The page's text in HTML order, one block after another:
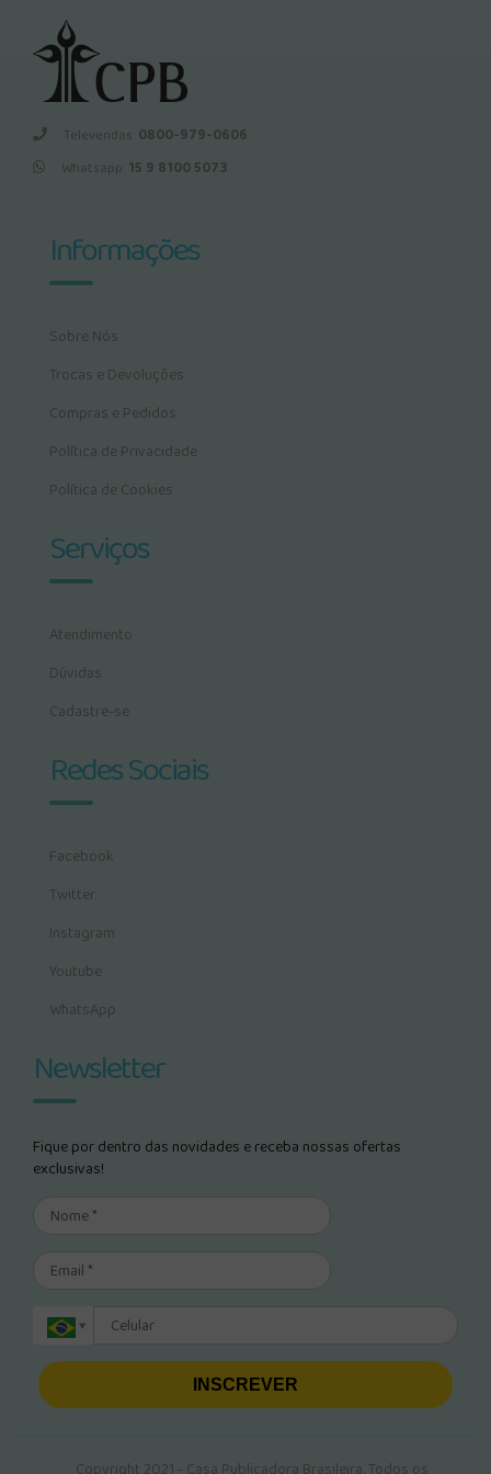
Televendas: 0800-979-0606
Whatsapp: 15 9 8100 5073
Informações
Sobre Nós
Trocas e Devoluções
Compras e Pedidos
Política de Privacidade
Política de Cookies
Serviços
Atendimento
Dúvidas
Cadastre-se
Redes Sociais
Facebook
Twitter
Instagram
Youtube
WhatsApp
Newsletter
Fique por dentro das novidades e receba nossas ofertas
exclusivas!
INSCREVER